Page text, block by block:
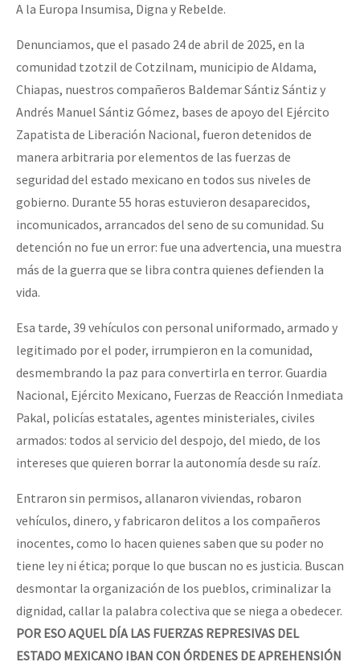
A la Europa Insumisa, Digna y Rebelde.
Denunciamos, que el pasado 24 de abril de 2025, en la
comunidad tzotzil de Cotzilnam, municipio de Aldama,
Chiapas, nuestros compañeros Baldemar Sántiz Sántiz y
Andrés Manuel Sántiz Gómez, bases de apoyo del Ejército
Zapatista de Liberación Nacional, fueron detenidos de
manera arbitraria por elementos de las fuerzas de
seguridad del estado mexicano en todos sus niveles de
gobierno. Durante 55 horas estuvieron desaparecidos,
incomunicados, arrancados del seno de su comunidad. Su
detención no fue un error: fue una advertencia, una muestra
más de la guerra que se libra contra quienes defienden la
vida.
Esa tarde, 39 vehículos con personal uniformado, armado y
legitimado por el poder, irrumpieron en la comunidad,
desmembrando la paz para convertirla en terror. Guardia
Nacional, Ejército Mexicano, Fuerzas de Reacción Inmediata
Pakal, policías estatales, agentes ministeriales, civiles
armados: todos al servicio del despojo, del miedo, de los
intereses que quieren borrar la autonomía desde su raíz.
Entraron sin permisos, allanaron viviendas, robaron
vehículos, dinero, y fabricaron delitos a los compañeros
inocentes, como lo hacen quienes saben que su poder no
tiene ley ni ética; porque lo que buscan no es justicia. Buscan
desmontar la organización de los pueblos, criminalizar la
dignidad, callar la palabra colectiva que se niega a obedecer.
POR ESOAQUEL DÍA LAS FUERZAS REPRESIVAS DEL
ESTADO MEXICANO IBAN CON ÓRDENES DE APREHENSIÓN